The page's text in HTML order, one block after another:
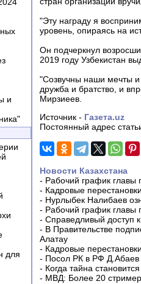
и
для
"Эту награду я
уровень, опираясь на
Он подчеркнул
2019 году Узбекистан
"Созвучны наши мечты и
дружба и братство, и
Мирзиеев.
Источник - Газета.uz
Постоянный адрес
Новости Казахстана
- Рабочий график главы
- Кадровые перестановки
- Нурлыбек Налибаев
- Рабочий график главы
- Справедливый доступ
- В Правительстве
Алатау
- Кадровые перестановки
- Посол РК в РФ Д.Абаев
- Когда тайна
- МВД: Более 20